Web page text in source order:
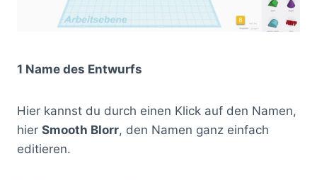
1 Name des Entwurfs
Hier kannst du durch einen Klick auf den Namen,
hier Smooth Blorr, den Namen ganz einfach
editieren.